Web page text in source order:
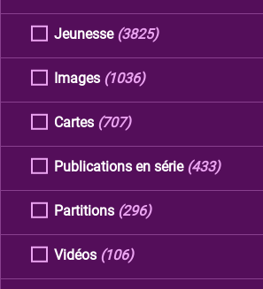
Jeunesse (3825)
Images (1036)
Cartes (707)
Publications en série (433)
Partitions (296)
Vidéos (106)